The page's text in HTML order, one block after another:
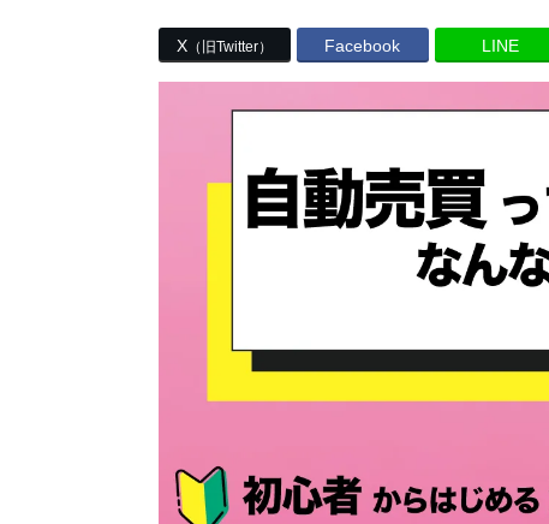
X（旧Twitter） Facebook LINE